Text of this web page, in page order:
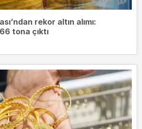
rekor altın alımı:
tona çıktı